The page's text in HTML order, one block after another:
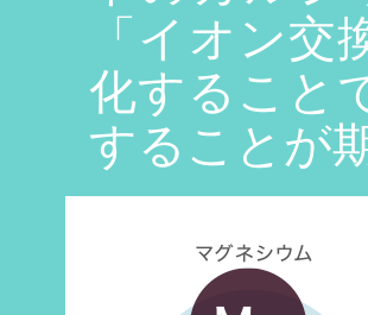
「イオン
化すること
することが